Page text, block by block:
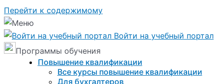
Перейти к содержимому
Войти на учебный портал
Программы обучения
Повышение квалификации
Все курсы повышение квалификации
Для бухгалтеров